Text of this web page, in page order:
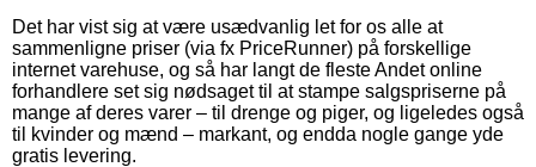
Det har vist sig at være usædvanlig let for os alle at
sammenligne priser (via fx PriceRunner) på forskellige
internet varehuse, og så har langt de fleste Andet online
forhandlere set sig nødsaget til at stampe salgspriserne på
mange af deres varer – til drenge og piger, og ligeledes også
til kvinder og mænd – markant, og endda nogle gange yde
gratis levering.